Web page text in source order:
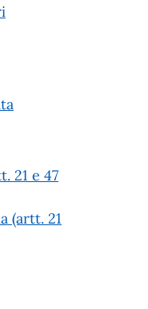
21 e 47
(artt. 21